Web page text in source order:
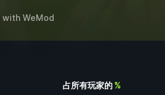
with WeMod
占所有玩家的%